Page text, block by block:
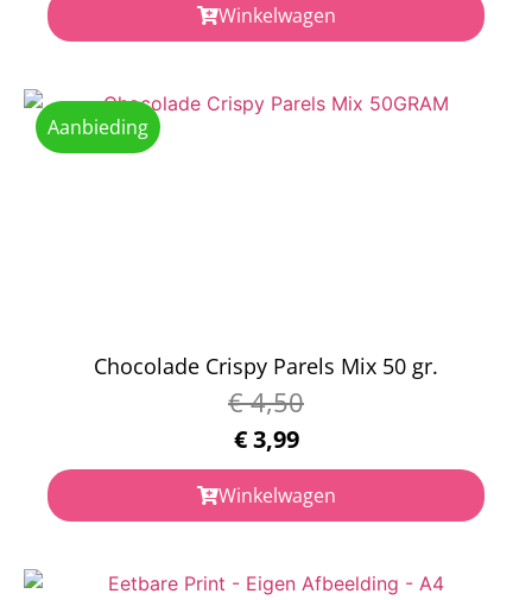
Winkelwagen
Aanbieding
Chocolade Crispy Parels Mix 50 gr.
€4,50
€3,99
Winkelwagen